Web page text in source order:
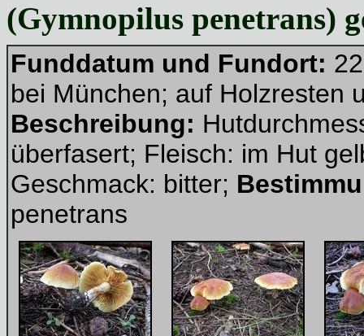
(Gymnopilus penetrans)
Funddatum und Fundort:
bei München; auf Holzresten
Beschreibung:
überfasert; Fleisch: im Hut
Geschmack: bitter;
penetrans